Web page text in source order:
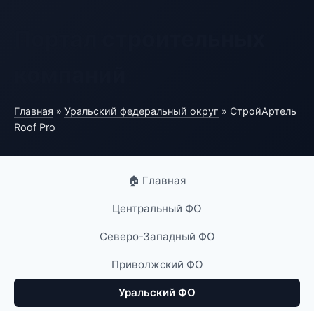
Главная » Уральский федеральный округ » СтройАртель
Roof Pro
🏠 Главная
Центральный ФО
Северо-Западный ФО
Приволжский ФО
Уральский ФО